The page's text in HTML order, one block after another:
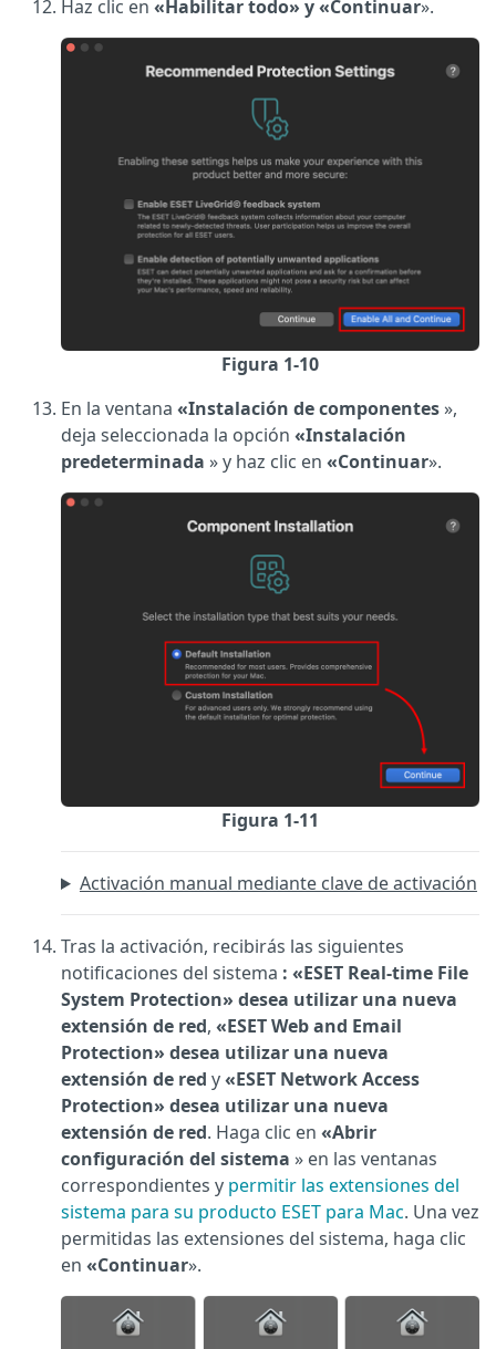
Haz clic en «Habilitar todo» y «Continuar».
Figura 1-10
En la ventana «Instalación de componentes»,
deja seleccionada la opción «Instalación
predeterminada » y haz clic en «Continuar».
Figura 1-11
Activación manual mediante clave de activación
Tras la activación, recibirás las siguientes
notificaciones del sistema : «ESET Real-time File
System Protection» desea utilizar una nueva
extensión de red, «ESET Web and Email
Protection» desea utilizar una nueva
extensión de red y«ESET Network Access
Protection» desea utilizar una nueva
extensión de red. Haga clic en «Abrir
configuración del sistema » en las ventanas
correspondientes y permitir las extensiones del
sistema para su producto ESET para Mac. Una vez
permitidas las extensiones del sistema, haga clic
en «Continuar».